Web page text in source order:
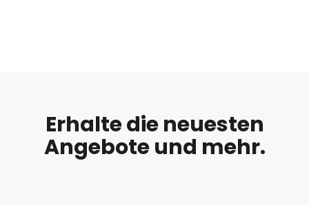
Erhalte die neuesten
Angebote und mehr.